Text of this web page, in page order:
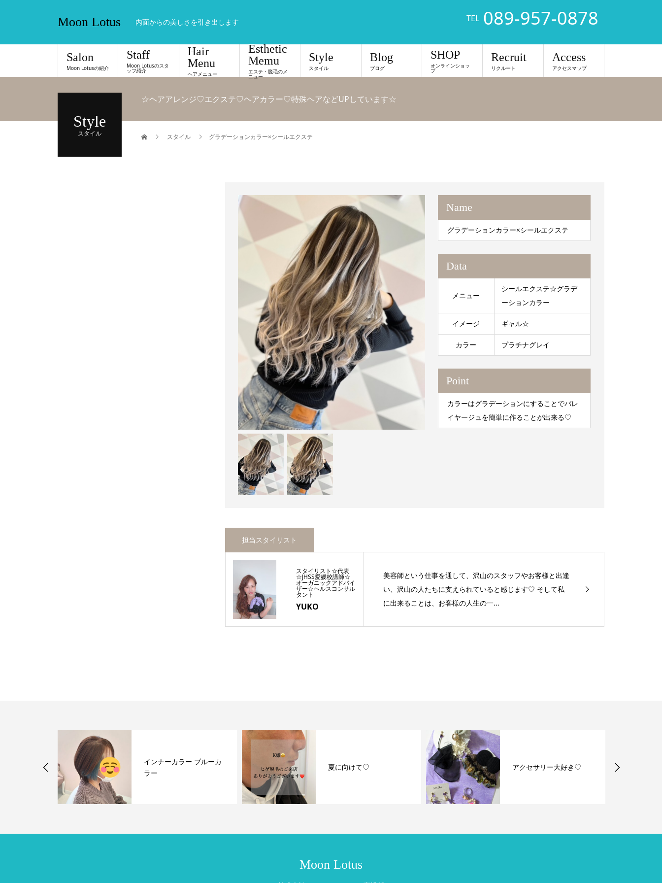
Moon Lotus 内面からの美しさを引き出します TEL 089-957-0878
Salon
Moon Lotusの紹介
Staff
Moon Lotusのスタ
ッフ紹介
Hair
Menu
ヘアメニュー
Esthetic
Memu
エステ・脱毛のメ
ニュー
Style
スタイル
Blog
ブログ
SHOP
オンラインショッ
プ
Recruit
リクルート
Access
アクセスマップ
Style
スタイル
☆ヘアアレンジ♡エクステ♡ヘアカラー♡特殊ヘアなどUPしています☆
スタイル グラデーションカラー×シールエクステ
Name
グラデーションカラー×シールエクステ
Data
メニュー
シールエクステ☆グラデ
ーションカラー
イメージ ギャル☆
カラー プラチナグレイ
Point
カラーはグラデーションにすることでバレ
イヤージュを簡単に作ることが出来る♡
担当スタイリスト
スタイリスト☆代表
☆JHSS愛媛校講師☆
オーガニックアドバイ
ザー☆ヘルスコンサル
タント
YUKO
美容師という仕事を通して、沢山のスタッフやお客様と出逢
い、沢山の人たちに支えられていると感じます♡ そして私
に出来ることは、お客様の人生の一...
インナーカラー ブルーカ
ラー
夏に向けて♡ アクセサリー大好き♡
Moon Lotus